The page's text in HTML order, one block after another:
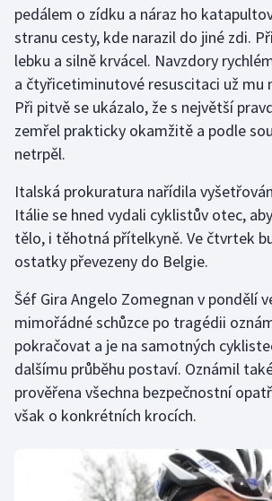
Stolní tenis
Triatlon
Veslování
Vodní slalom
Volejbal
Ostatní
pedálem o zídku a náraz ho
stranu cesty, kde narazil do jiné zdi.
lebku a silně krvácel. Navzdory
a čtyřicetiminutové resuscitaci už mu
Při pitvě se ukázalo, že s největší
zemřel prakticky okamžitě a podle
netrpěl.
Italská prokuratura nařídila
Itálie se hned vydali cyklistův otec,
tělo, i těhotná přítelkyně. Ve čtvrtek
ostatky převezeny do Belgie.
Šéf Gira Angelo Zomegnan v pondělí
mimořádné schůzce po tragédii
pokračovat a je na samotných
dalšímu průběhu postaví. Oznámil
prověřena všechna bezpečnostní
však o konkrétních krocích.